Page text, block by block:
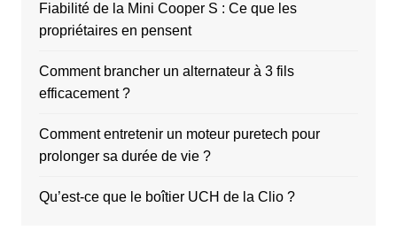
Fiabilité de la Mini Cooper S : Ce que les
propriétaires en pensent
Comment brancher un alternateur à 3 fils
efficacement ?
Comment entretenir un moteur puretech pour
prolonger sa durée de vie ?
Qu’est-ce que le boîtier UCH de la Clio ?